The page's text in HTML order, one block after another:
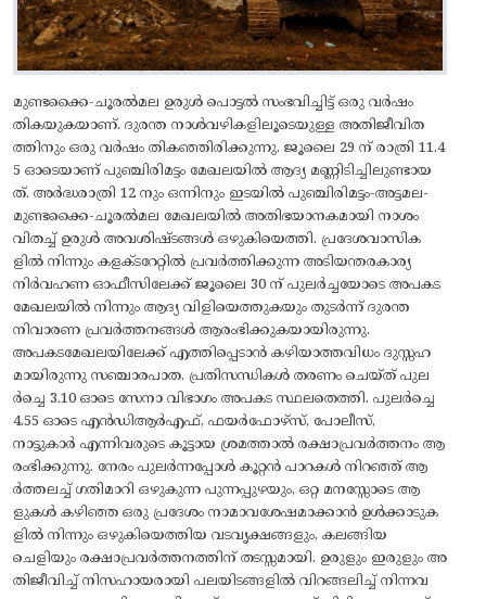
മുണ്ടക്കൈ-ചൂരല്‍മല ഉരുൾ പൊട്ടൽ സംഭവിച്ചിട്ട് ഒരു വർഷം
തികയുകയാണ്. ദുരന്ത നാള്‍വഴികളിലൂടെയുള്ള അതിജീവിത
ത്തിനും ഒരു വർഷം തികഞ്ഞിരിക്കുന്നു. ജൂലൈ 29 ന് രാത്രി 11.4
5 ഓടെയാണ് പുഞ്ചിരിമട്ടം മേഖലയില്‍ ആദ്യ മണ്ണിടിച്ചിലുണ്ടായ
ത്. അര്‍ദ്ധരാത്രി 12 നും ഒന്നിനും ഇടയില്‍ പുഞ്ചിരിമട്ടം-അട്ടമല-
മുണ്ടക്കൈ-ചൂരല്‍മല മേഖലയില്‍ അതിഭയാനകമായി നാശം
വിതച്ച് ഉരുള്‍ അവശിഷ്ടങ്ങള്‍ ഒഴുകിയെത്തി. പ്രദേശവാസിക
ളില്‍ നിന്നും കളക്ടറേറ്റില്‍ പ്രവര്‍ത്തിക്കുന്ന അടിയന്തരകാര്യ
നിര്‍വഹണ ഓഫീസിലേക്ക് ജൂലൈ 30 ന് പുലര്‍ച്ചയോടെ അപകട
മേഖലയില്‍ നിന്നും ആദ്യ വിളിയെത്തുകയും തുടര്‍ന്ന് ദുരന്ത
നിവാരണ പ്രവര്‍ത്തനങ്ങള്‍ ആരംഭിക്കുകയായിരുന്നു.
അപകടമേഖലയിലേക്ക് എത്തിപ്പെടാന്‍ കഴിയാത്തവിധം ദുസ്സഹ
മായിരുന്നു സഞ്ചാരപാത. പ്രതിസന്ധികള്‍ തരണം ചെയ്ത് പുല
ര്‍ച്ചെ 3.10 ഓടെ സേനാ വിഭാഗം അപകട സ്ഥലതെത്തി. പുലര്‍ച്ചെ
4.55 ഓടെ എന്‍ഡിആര്‍എഫ്, ഫയര്‍ഫോഴ്‌സ്, പോലീസ്,
നാട്ടുകാര്‍ എന്നിവരുടെ കൂട്ടായ ശ്രമത്താല്‍ രക്ഷാപ്രവര്‍ത്തനം ആ
രംഭിക്കുന്നു. നേരം പുലര്‍ന്നപ്പോള്‍ കൂറ്റന്‍ പാറകള്‍ നിറഞ്ഞ് ആ
ര്‍ത്തലച്ച് ഗതിമാറി ഒഴുകുന്ന പുന്നപ്പുഴയും, ഒറ്റ മനസ്സോടെ ആ
ളുകൾ കഴിഞ്ഞ ഒരു പ്രദേശം നാമാവശേഷമാക്കാന്‍ ഉള്‍ക്കാടുക
ളില്‍ നിന്നും ഒഴുകിയെത്തിയ വടവൃക്ഷങ്ങളും, കലങ്ങിയ
ചെളിയും രക്ഷാപ്രവര്‍ത്തനത്തിന് തടസ്സമായി. ഉരുളും ഇരുളും അ
തിജീവിച്ച് നിസഹായരായി പലയിടങ്ങളില്‍ വിറങ്ങലിച്ച് നിന്നവ